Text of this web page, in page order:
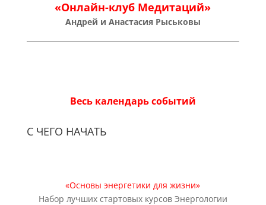
«Онлайн-клуб Медитаций»
Андрей и Анастасия Рыськовы
Весь календарь событий
С ЧЕГО НАЧАТЬ
«Основы энергетики для жизни»
Набор лучших стартовых курсов Энергологии